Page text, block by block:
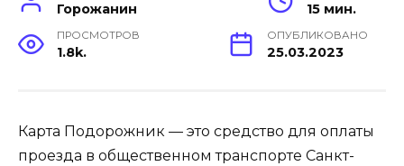
Горожанин 15 мин.
ПРОСМОТРОВ
1.8k.
ОПУБЛИКОВАНО
25.03.2023
Карта Подорожник — это средство для оплаты
проезда в общественном транспорте Санкт-